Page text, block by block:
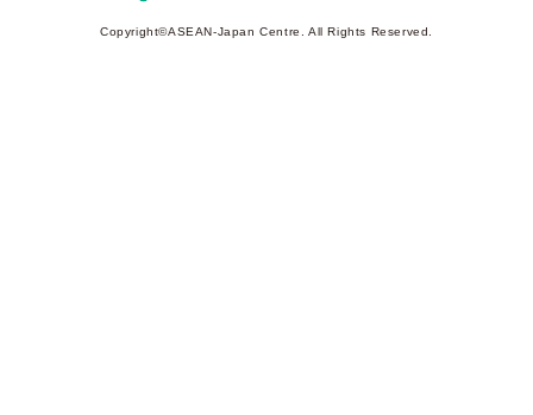
Copyright©ASEAN-Japan Centre. All Rights Reserved.